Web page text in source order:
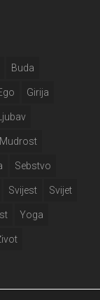
Buda
Girija
Ljubav
Mudrost
Sebstvo
Svijest Svijet
Yoga